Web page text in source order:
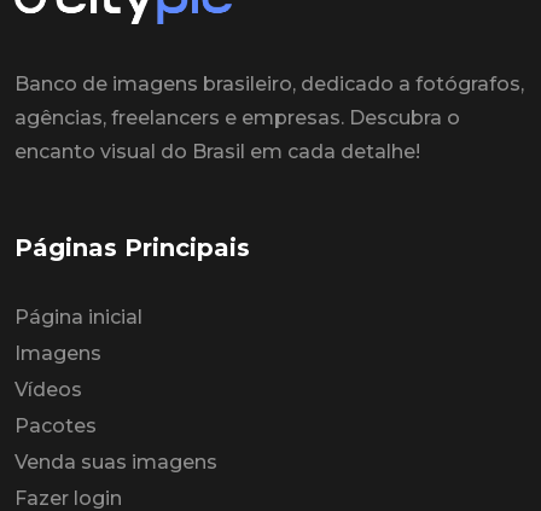
Banco de imagens brasileiro, dedicado a fotógrafos,
agências, freelancers e empresas. Descubra o
encanto visual do Brasil em cada detalhe!
Páginas Principais
Página inicial
Imagens
Vídeos
Pacotes
Venda suas imagens
Fazer login